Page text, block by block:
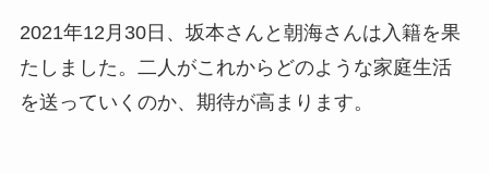
2021年12月30日、坂本さんと朝海さんは入籍を果
たしました。二人がこれからどのような家庭生活
を送っていくのか、期待が高まります。